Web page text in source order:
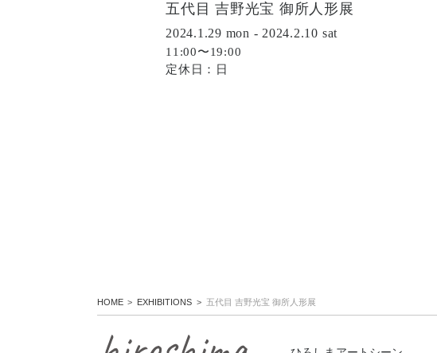
五代目 吉野光宝 御所人形展
2024.1.29 mon - 2024.2.10 sat
11:00〜19:00
定休日：日
HOME EXHIBITIONS 五代目 吉野光宝 御所人形展